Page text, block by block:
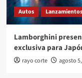
Autos Lanzamientos
Lamborghini
exclusiva para
rayo corte agosto